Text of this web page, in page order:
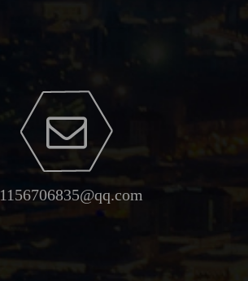
1156706835@qq.com